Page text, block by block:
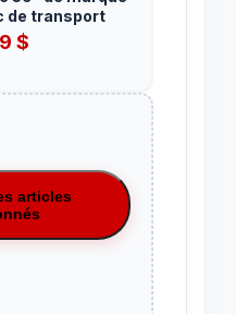
de transport
$
articles